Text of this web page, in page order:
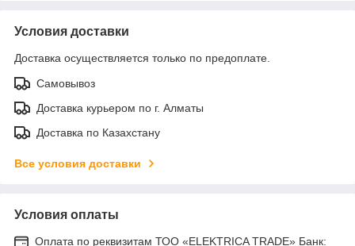
Условия доставки
Доставка осуществляется только по предоплате.
Самовывоз
Доставка курьером по г. Алматы
Доставка по Казахстану
Все условия доставки
Условия оплаты
Оплата по реквизитам ТОО «ELEKTRICA TRADE» Банк: